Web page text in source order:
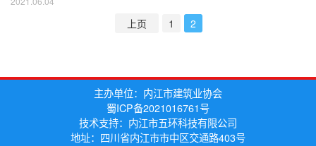
上页 1 2
主办单位：内江市建筑业协会
蜀ICP备2021016761号
技术支持：内江市五环科技有限公司
地址：四川省内江市市中区交通路403号